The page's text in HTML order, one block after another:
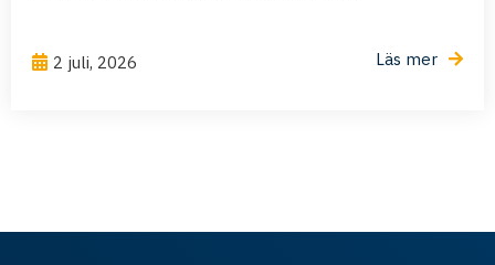
2 juli, 2026 Läs mer